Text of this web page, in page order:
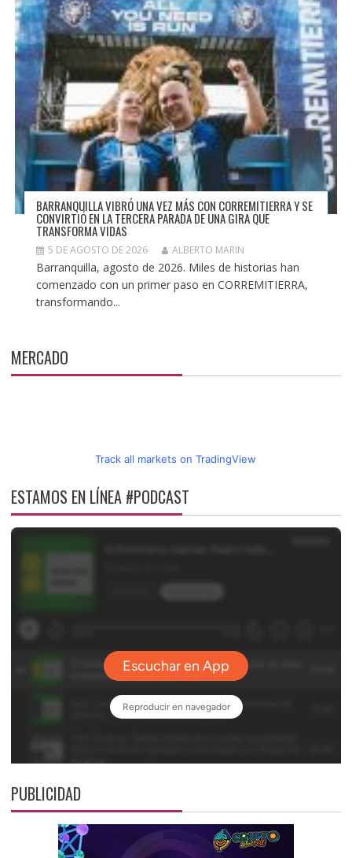
BARRANQUILLA VIBRÓ UNA VEZ MÁS CON CORREMITIERRA Y SE
CONVIRTIÓ EN LA TERCERA PARADA DE UNA GIRA QUE
TRANSFORMA VIDAS
5 DE AGOSTO DE 2026 ALBERTO MARIN
Barranquilla, agosto de 2026. Miles de historias han
comenzado con un primer paso en CORREMITIERRA,
transformando...
MERCADO
Track all markets on TradingView
ESTAMOS EN LÍNEA #PODCAST
PUBLICIDAD